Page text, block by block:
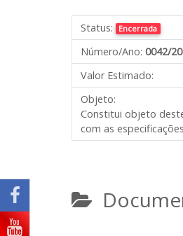
Status: Encerrada
Número/Ano: 0042/
Valor Estimado:
Objeto:
Constitui objeto
com as